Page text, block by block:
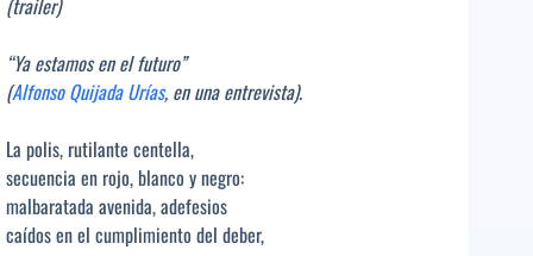
(trailer)
“Ya estamos en el futuro”
(Alfonso Quijada Urías, en una entrevista).
La polis, rutilante centella,
secuencia en rojo, blanco y negro:
malbaratada avenida, adefesios
caídos en el cumplimiento del deber,